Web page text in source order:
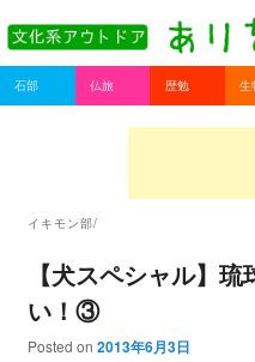
ありをりある.com
Main menu
Skip to primary content
Skip to secondary content
石部 仏旅 歴勉 生
イキモン部/
【犬スペシャル】
い！③
Posted on 2013年6月3日